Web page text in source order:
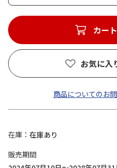
カー
お気に入
商品についてのお
在庫
在庫あり
販売期間